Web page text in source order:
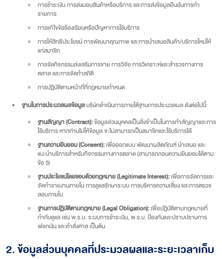
การชำระเงิน การส่งมอบสินค้าหรือบริการ และการส่งข้อมูลยืนยันการทำ
รายการ
การแก้ไขข้อร้องเรียนหรือปัญหาการใช้บริการ
การให้สิทธิประโยชน์ การพัฒนาคุณภาพ และการนำเสนอสินค้า/บริการใหม่ให้
แก่สมาชิก
การจัดกิจกรรมส่งเสริมการขาย การวิจัย การวิเคราะห์และสำรวจทางการ
ตลาด และการจัดทำสถิติ
การปฏิบัติตามหน้าที่ที่กฎหมายกำหนด
ฐานในการประมวลผลข้อมูลบริษัทดำเนินการภายใต้ฐานการประมวลผล ดังต่อไปนี้:
ฐานสัญญา (Contract):ข้อมูลส่วนบุคคลเป็นสิ่งจำเป็นในการทำสัญญาและการ
ใช้บริการ หากท่านไม่ให้ข้อมูล จะไม่สามารถเป็นสมาชิกและใช้บริการได้
ฐานความยินยอม (Consent):เพื่อออกแบบ พัฒนาผลิตภัณฑ์ นำเสนอ และ
แนะนำบริการสำหรับกิจกรรมทางการตลาด (สามารถถอนความยินยอมได้ตาม
ข้อ 5)
ฐานประโยชน์โดยชอบด้วยกฎหมาย (Legitimate Interest):เพื่อการจัดการและ
จัดทำรายงานภายใน การดูแลรักษาระบบ การบริหารความเสี่ยง และการตรวจ
สอบภายใน
ฐานการปฏิบัติตามกฎหมาย (Legal Obligation):เพื่อปฏิบัติตามกฎหมายที่
กำกับดูแล เช่น พ.ร.บ. ระบบการชำระเงิน, พ.ร.บ. ป้องกันและปราบปรามการ
ฟอกเงิน และคำสั่งศาล เป็นต้น
2. ข้อมูลส่วนบุคคลที่ประมวลผลและระยะเวลาเก็บ